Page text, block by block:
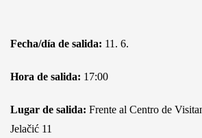
Fecha/día de salida: 11. 6.
Hora de salida: 17:00
Lugar de salida: Frente al Centro de
Jelačić 11